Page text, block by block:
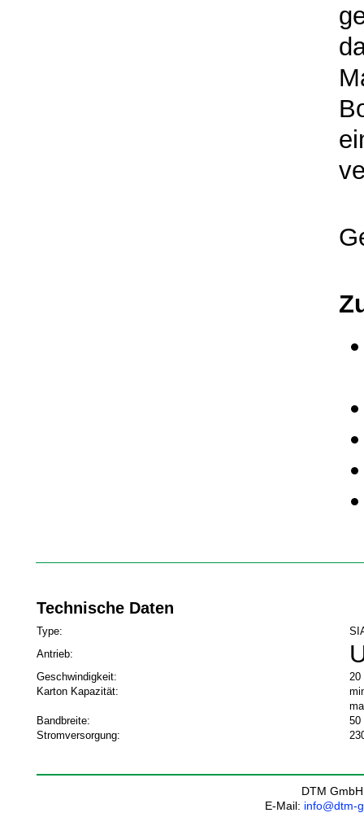
Technische Daten
Type:
Antrieb:
Geschwindigkeit:
20
Karton Kapazität:
Bandbreite:
50
Stromversorgung:
DTM
E-Mail: info@dtm-